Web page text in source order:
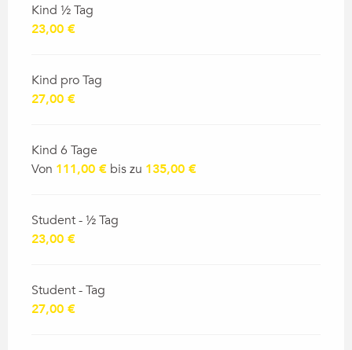
Kind ½ Tag
23,00 €
Kind pro Tag
27,00 €
Kind 6 Tage
Von 111,00 € bis zu 135,00 €
Student - ½ Tag
23,00 €
Student - Tag
27,00 €